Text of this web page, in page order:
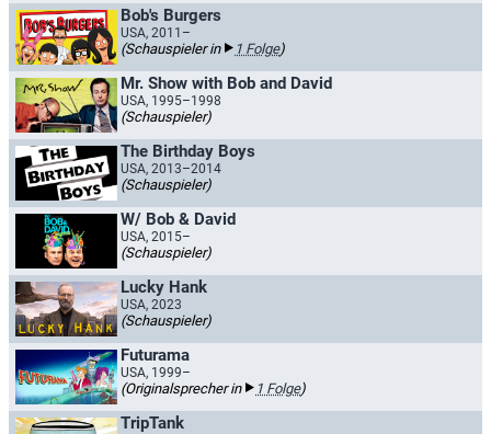
Bob's Burgers
USA, 2011–
(Schauspieler in 1 Folge)
Mr. Show with Bob and David
USA, 1995–1998
(Schauspieler)
The Birthday Boys
USA, 2013–2014
(Schauspieler)
W/ Bob & David
USA, 2015–
(Schauspieler)
Lucky Hank
USA, 2023
(Schauspieler)
Futurama
USA, 1999–
(Originalsprecher in 1 Folge)
TripTank